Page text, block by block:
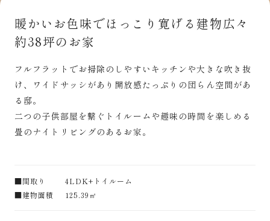
暖かいお色味でほっこり寛げる建物広々
約38坪のお家
フルフラットでお掃除のしやすいキッチンや大きな吹き抜
け、ワイドサッシがあり開放感たっぷりの団らん空間があ
る邸。
二つの子供部屋を繋ぐトイルームや趣味の時間を楽しめる
畳のナイトリビングのあるお家。
■間取り
4LDK+トイルーム
■建物面積
125.39㎡